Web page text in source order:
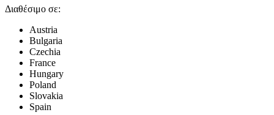
Διαθέσιμο σε:
Austria
Bulgaria
Czechia
France
Hungary
Poland
Slovakia
Spain